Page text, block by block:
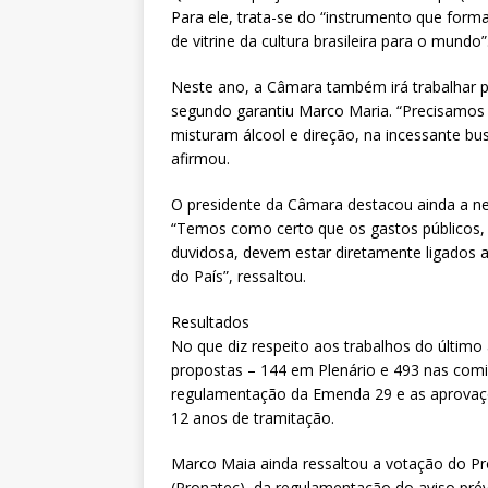
Para ele, trata-se do “instrumento que
de vitrine da cultura brasileira para o
Neste ano, a Câmara também irá trabalhar
segundo garantiu Marco Maria.
misturam álcool e direção, na incessante
afirmou.
O presidente da Câmara destacou ainda a
“Temos como certo que os gastos
duvidosa, devem estar diretamente
do País”, ressaltou.
Resultados
No que diz respeito aos trabalhos do
propostas – 144 em Plenário e 493 nas
regulamentação da Emenda 29 e as
12 anos de tramitação.
Marco Maia ainda ressaltou a votação do